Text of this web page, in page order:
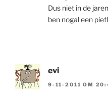
Dus niet in de
ben nogal een
evi
9-11-2011 OM